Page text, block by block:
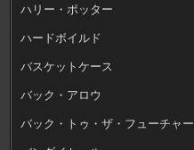
ハリー・ポッター
ハードボイルド
バスケットケース
バック・アロウ
バック・トゥ・ザ・フューチャー